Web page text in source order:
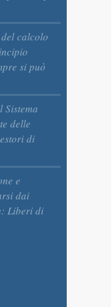
calcolo
si può
Sistema
delle
di
e
dai
Liberi di